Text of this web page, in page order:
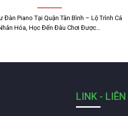
Đàn Piano Tại Quận Tân Bình – Lộ Trình Cá
Hóa, Học Đến Đâu Chơi Được…
LINK - LIÊN